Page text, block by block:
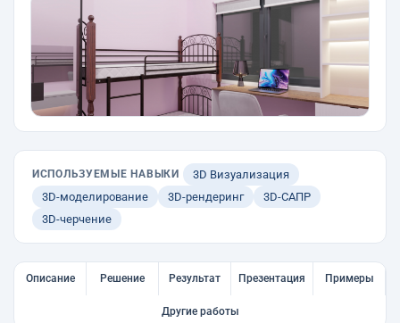
ИСПОЛЬЗУЕМЫЕ НАВЫКИ
3D Визуализация
3D-моделирование
3D-рендеринг
3D-САПР
3D-черчение
Описание Решение Результат Презентация Примеры
Другие работы